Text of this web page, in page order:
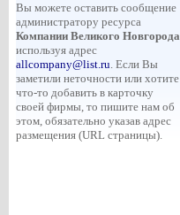
Вы можете оставить сообщение
администратору ресурса
Компании Великого Новгорода
используя адрес
allcompany@list.ru. Если Вы
заметили неточности или хотите
что-то добавить в карточку
своей фирмы, то пишите нам об
этом, обязательно указав адрес
размещения (URL страницы).